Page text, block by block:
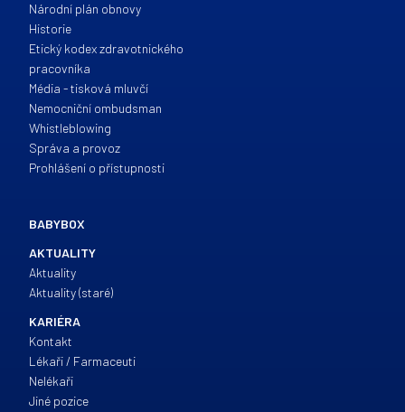
Národní plán obnovy
Historie
Etický kodex zdravotnického
pracovníka
Média - tisková mluvčí
Nemocniční ombudsman
Whistleblowing
Správa a provoz
Prohlášení o přístupnosti
BABYBOX
AKTUALITY
Aktuality
Aktuality (staré)
KARIÉRA
Kontakt
Lékaři / Farmaceuti
Nelékaři
Jiné pozice